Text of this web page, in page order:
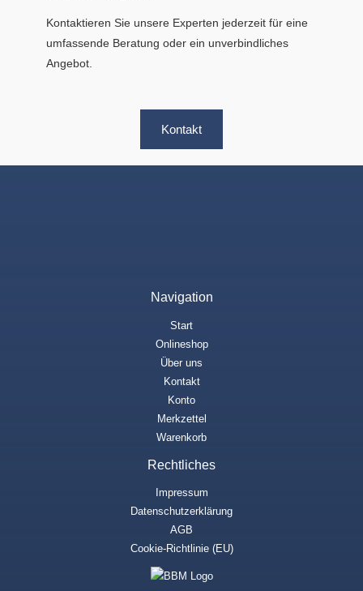
Kontaktieren Sie unsere Experten jederzeit für eine
umfassende Beratung oder ein unverbindliches
Angebot.
Kontakt
Navigation
Start
Onlineshop
Über uns
Kontakt
Konto
Merkzettel
Warenkorb
Rechtliches
Impressum
Datenschutzerklärung
AGB
Cookie-Richtlinie (EU)